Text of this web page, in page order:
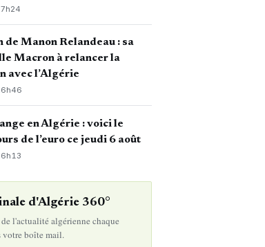
Manon Relandeau : sa
Macron à relancer la
avec l’Algérie
en Algérie : voici le
de l’euro ce jeudi 6 août
d'Algérie 360°
l'actualité algérienne chaque
votre boîte mail.